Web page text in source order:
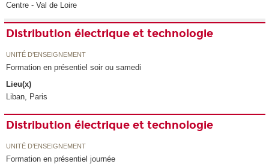
Centre - Val de Loire
Distribution électrique et technologie
UNITÉ D’ENSEIGNEMENT
Formation en présentiel soir ou samedi
Lieu(x)
Liban, Paris
Distribution électrique et technologie
UNITÉ D’ENSEIGNEMENT
Formation en présentiel journée